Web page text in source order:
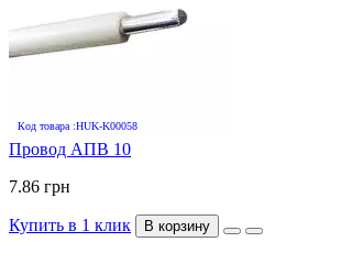
Код товара :HUK-K00058
Провод АПВ 10
7.86 грн
Купить в 1 клик В корзину